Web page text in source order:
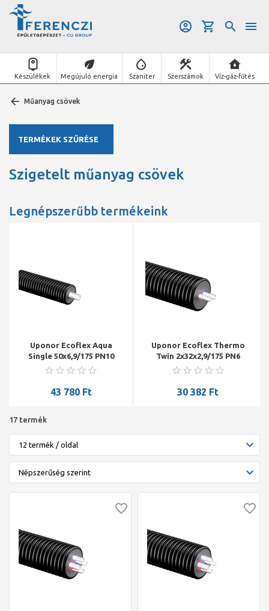
Készülékek Megújuló energia Szaniter Szerszámok Víz-gáz-fűtés
Műanyag csövek
Szigetelt műanyag csövek
Legnépszerűbb termékeink
Uponor Ecoflex Aqua
Single 50x6,9/175 PN10
200m
43 780 Ft
Uponor Ecoflex Thermo
Twin 2x32x2,9/175 PN6
200m
30 382 Ft
17 termék
TERMÉKEK SZŰRÉSE